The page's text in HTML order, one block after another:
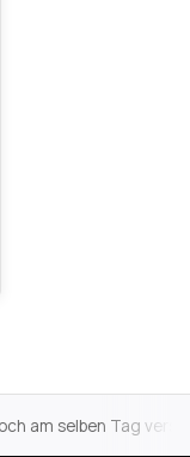
am selben Tag